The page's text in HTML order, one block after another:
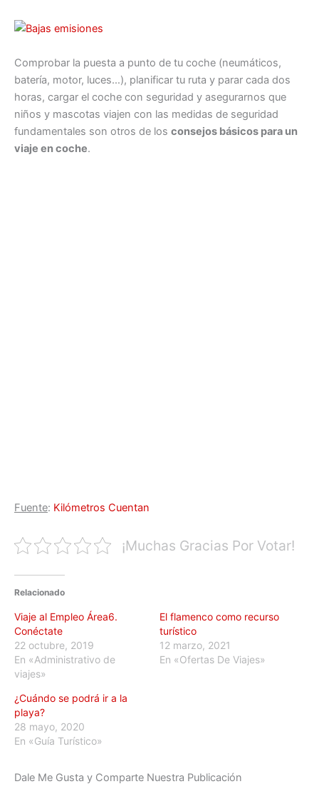
Comprobar la puesta a punto de tu coche (neumáticos,
batería, motor, luces…), planificar tu ruta y parar cada dos
horas, cargar el coche con seguridad y asegurarnos que
niños y mascotas viajen con las medidas de seguridad
fundamentales son otros de los consejos básicos para un
viaje en coche.
Fuente: Kilómetros Cuentan
¡Muchas Gracias Por Votar!
Relacionado
Viaje al Empleo Área6.
Conéctate
22 octubre, 2019
En «Administrativo de
viajes»
El flamenco como recurso
turístico
12 marzo, 2021
En «Ofertas De Viajes»
¿Cuándo se podrá ir a la
playa?
28 mayo, 2020
En «Guía Turístico»
Dale Me Gusta y Comparte Nuestra Publicación